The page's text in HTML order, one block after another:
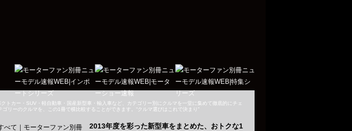
クトカー・SUV・軽自動車・国産新型車・輸入車など、カテゴリー別にクルマを一堂に集めて徹底的にチェ
リーのクルマを、この1冊で横比較することができます。“クルマ選びはこれで決まり”
2013年度を彩った新型車をまとめた、おトクな1